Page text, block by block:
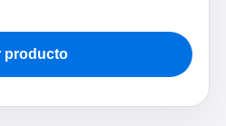
producto